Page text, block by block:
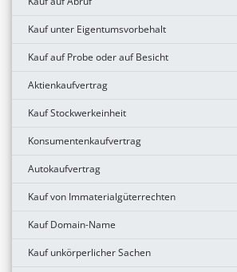
Kauf unter Eigentumsvorbehalt
Kauf auf Probe oder auf Besicht
Aktienkaufvertrag
Kauf Stockwerkeinheit
Konsumentenkaufvertrag
Autokaufvertrag
Kauf von Immaterialgüterrechten
Kauf Domain-Name
Kauf unkörperlicher Sachen